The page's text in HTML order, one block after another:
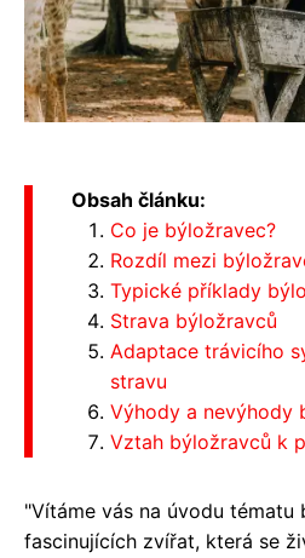
Obsah článku:
Co je býložravec?
Rozdíl mezi
Typické příklady
Strava býložravců
Adaptace trávicího
stravu
Výhody a nevýhody
Vztah býložravců k
"Vítáme vás na úvodu tématu
fascinujících zvířat, která se